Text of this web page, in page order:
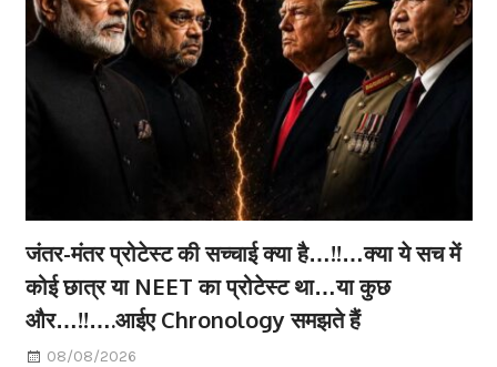
जंतर-मंतर प्रोटेस्ट की सच्चाई क्या है…!!…क्या ये सच में
कोई छात्र या NEET का प्रोटेस्ट था…या कुछ
और…!!….आईए Chronology समझते हैं
08/08/2026